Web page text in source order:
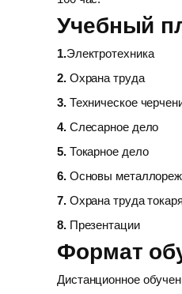
Учебный
1.Электротехника
2.Охрана труда
3.Техническое
4.Слесарное дело
5.Токарное дело
6.Основы
7.Охрана труда токаря
8.Презентации
Формат
Дистанционное